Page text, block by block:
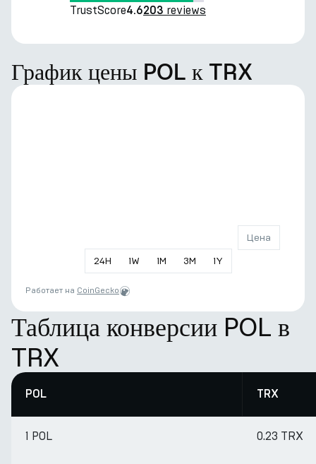
TrustScore4.6203 reviews
График цены POL к TRX
24H 1W 1M 3M 1Y
Цена
Работает на CoinGecko
Таблица конверсии POL в
TRX
POL TRX
1 POL 0.23 TRX